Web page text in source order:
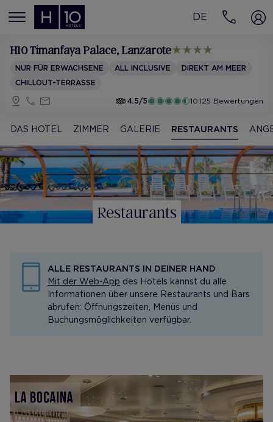
MENÚ
DE
H10 Timanfaya Palace, Lanzarote
NUR FÜR ERWACHSENE ALL INCLUSIVE
DIREKT AM MEER
CHILLOUT-TERRASSE
4.5/5
10.125 Bewertungen
DAS HOTEL ZIMMER GALERIE RESTAURANTS
Restaurants
ALLE RESTAURANTS IN DEINER HAND
Mit der Web-App des Hotels kannst du alle
Informationen über unsere Restaurants und Bars
abrufen: Öffnungszeiten, Menüs und
Buchungsmöglichkeiten verfügbar.